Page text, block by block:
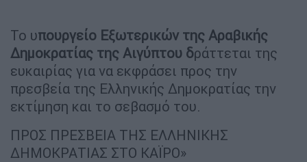
Το υπουργείο Εξωτερικών της Αραβικής
Δημοκρατίας της Αιγύπτου δράττεται της
ευκαιρίας για να εκφράσει προς την
πρεσβεία της Ελληνικής Δημοκρατίας την
εκτίμηση και το σεβασμό του.
ΠΡΟΣ ΠΡΕΣΒΕΙΑ ΤΗΣ ΕΛΛΗΝΙΚΗΣ
ΔΗΜΟΚΡΑΤΙΑΣ ΣΤΟ ΚΑΪΡΟ»